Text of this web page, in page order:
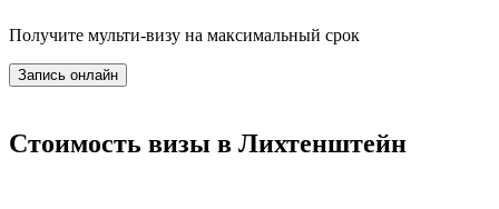
Получите мульти-визу на максимальный срок
Запись онлайн
Стоимость визы в Лихтенштейн